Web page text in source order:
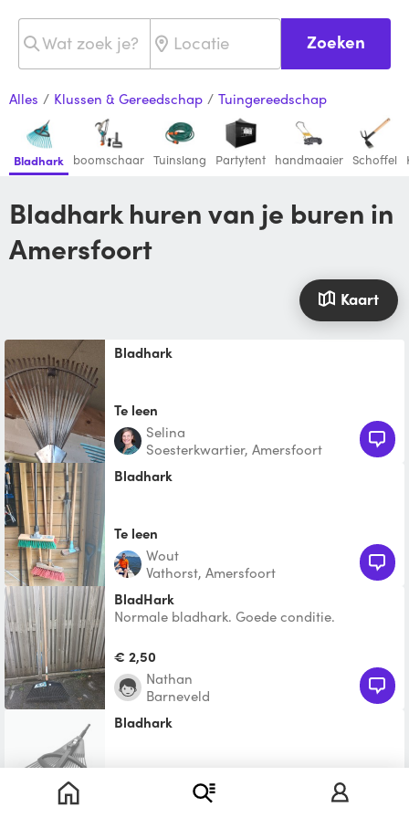
Zoeken
Alles / Klussen & Gereedschap / Tuingereedschap
Bladhark boomschaar Tuinslang Partytent handmaaier Schoffel
Bladhark huren van je buren in
Amersfoort
Kaart
Bladhark
Te leen
Selina
Soesterkwartier, Amersfoort
Bladhark
Te leen
Wout
Vathorst, Amersfoort
BladHark
Normale bladhark. Goede conditie.
€ 2,50
Nathan
Barneveld
Bladhark